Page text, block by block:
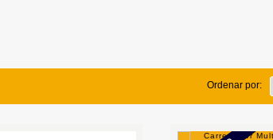
Ordenar por: